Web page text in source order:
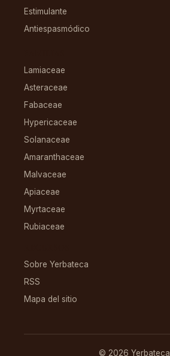
Estimulante
Antiespasmódico
Lamiaceae
Asteraceae
Fabaceae
Hypericaceae
Solanaceae
Amaranthaceae
Malvaceae
Apiaceae
Myrtaceae
Rubiaceae
Sobre Yerbateca
RSS
Mapa del sitio
© 2026 Yerbateca